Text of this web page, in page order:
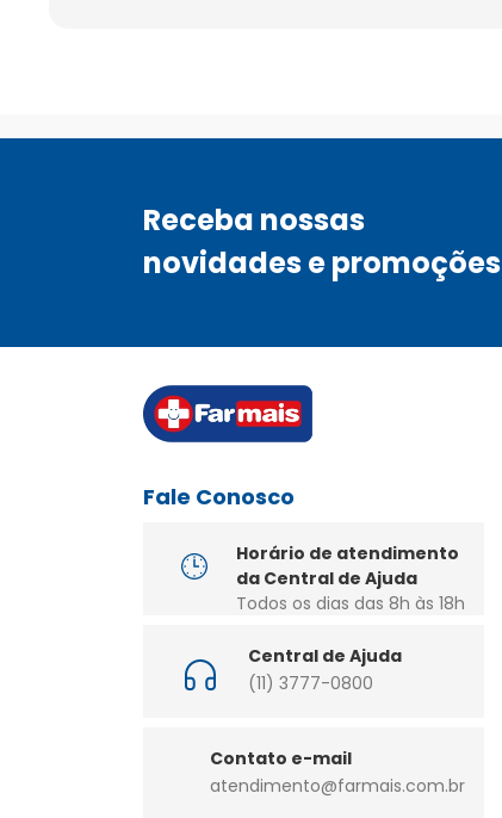
Receba nossas
novidades e promoções
Fale Conosco
Horário de atendimento
da Central de Ajuda
Todos os dias das 8h às 18h
Central de Ajuda
(11) 3777-0800
Contato e-mail
atendimento@farmais.com.br